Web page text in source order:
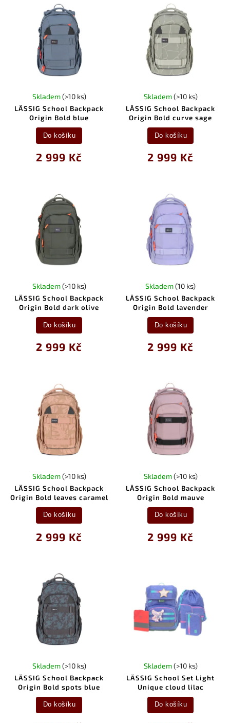
LÄSSIG School Backpack
Origin Bold blue
Skladem(>10 ks)
2 999 Kč
Do košíku
LÄSSIG School Backpack
Origin Bold curve sage
Skladem(>10 ks)
2 999 Kč
Do košíku
LÄSSIG School Backpack
Origin Bold dark olive
Skladem(>10 ks)
2 999 Kč
Do košíku
LÄSSIG School Backpack
Origin Bold lavender
Skladem(10 ks)
2 999 Kč
Do košíku
LÄSSIG School Backpack
Origin Bold leaves caramel
Skladem(>10 ks)
2 999 Kč
Do košíku
LÄSSIG School Backpack
Origin Bold mauve
Skladem(>10 ks)
2 999 Kč
Do košíku
LÄSSIG School Backpack
Origin Bold spots blue
Skladem(>10 ks)
Do košíku
LÄSSIG School Set Light
Unique cloud lilac
Skladem(>10 ks)
Do košíku